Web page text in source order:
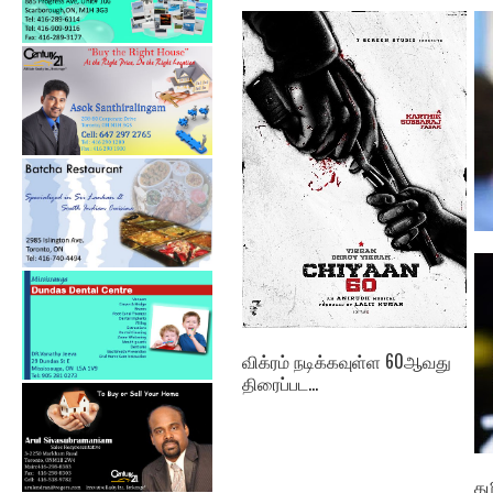
விக்ரம் நடிக்கவுள்ள 60ஆவது
திரைப்பட...